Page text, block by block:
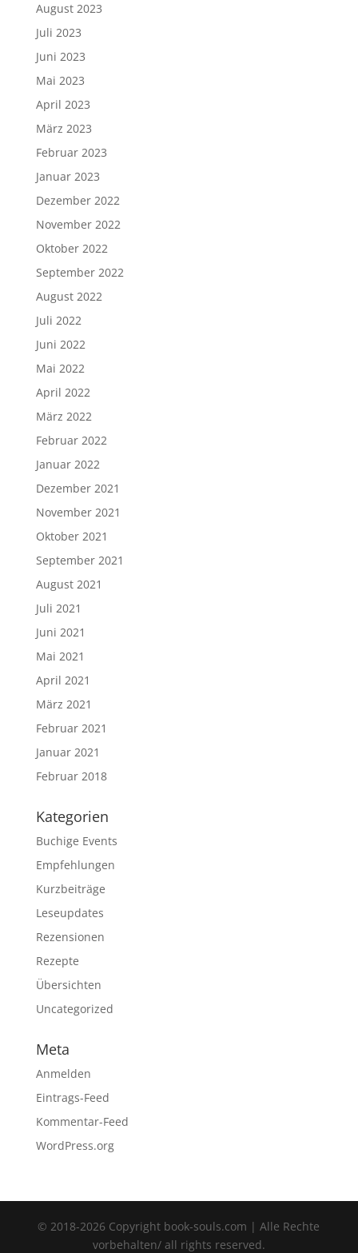
August 2023
Juli 2023
Juni 2023
Mai 2023
April 2023
März 2023
Februar 2023
Januar 2023
Dezember 2022
November 2022
Oktober 2022
September 2022
August 2022
Juli 2022
Juni 2022
Mai 2022
April 2022
März 2022
Februar 2022
Januar 2022
Dezember 2021
November 2021
Oktober 2021
September 2021
August 2021
Juli 2021
Juni 2021
Mai 2021
April 2021
März 2021
Februar 2021
Januar 2021
Februar 2018
Kategorien
Buchige Events
Empfehlungen
Kurzbeiträge
Leseupdates
Rezensionen
Rezepte
Übersichten
Uncategorized
Meta
Anmelden
Eintrags-Feed
Kommentar-Feed
WordPress.org
© 2018-2026 Copyright book-souls.com | Alle Rechte
vorbehalten/ all rights reserved.